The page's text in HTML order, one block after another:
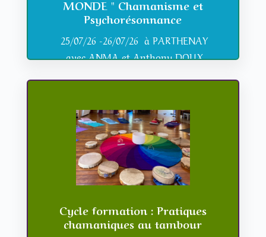
MONDE " Chamanisme et
Psychorésonnance
25/07/26 -26/07/26 à PARTHENAY
avec ANMA etAnthony DOUX
Cycle formation : Pratiques
chamaniques au tambour